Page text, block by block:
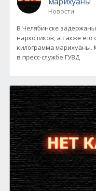
Новости
В Челябинске
наркотиков, а также
килограмма марихуаны.
в пресс-службе ГУВД